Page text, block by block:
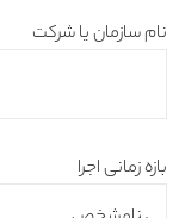
نام سازمان یا شرکت
بازه زمانی اجرا